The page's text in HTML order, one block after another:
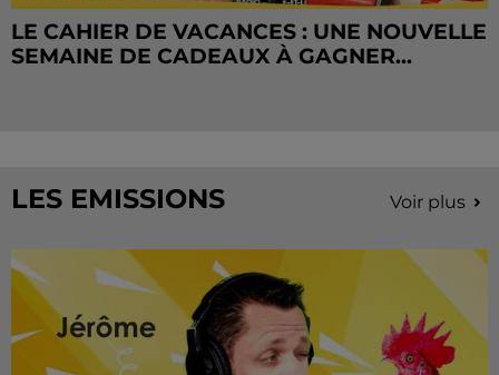
LE CAHIER DE VACANCES : UNE NOUVELLE
SEMAINE DE CADEAUX À GAGNER...
LES EMISSIONS Voir plus